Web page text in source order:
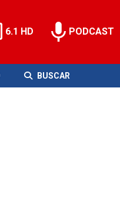
6.1 HD PODCAST
BUSCAR